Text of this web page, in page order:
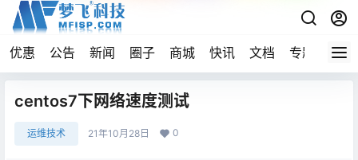
优惠 公告 新闻 圈子 商城 快讯 文档 专题 导航
centos7下网络速度测试
运维技术 21年10月28日 0